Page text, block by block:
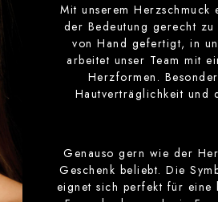
Mit unserem Herzschmuck
der Bedeutung gerecht
von Hand gefertigt, in
arbeitet unser Team mit
Herzformen.
Hautverträglichkeit und
Genauso gern wie der
Geschenk beliebt. Die
eignet sich perfekt für eine